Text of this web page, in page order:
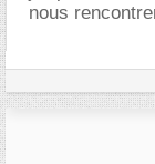
nous